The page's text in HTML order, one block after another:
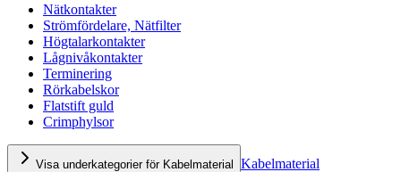
Nätkontakter
Strömfördelare, Nätfilter
Högtalarkontakter
Lågnivåkontakter
Terminering
Rörkabelskor
Flatstift guld
Crimphylsor
Visa underkategorier för Kabelmaterial Kabelmaterial